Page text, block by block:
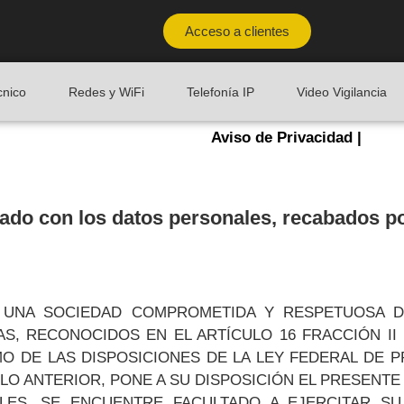
Acceso a clientes
Redes y WiFi Telefonía IP Video Vigilancia
Aviso de Privacidad |
con los datos personales, recabados
SOCIEDAD COMPROMETIDA Y RESPETUOSA
RECONOCIDOS EN EL ARTÍCULO 16 FRACCIÓN
DE LAS DISPOSICIONES DE LA LEY FEDERAL DE
ANTERIOR, PONE A SU DISPOSICIÓN EL